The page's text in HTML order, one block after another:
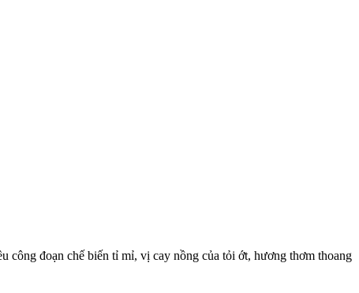
công đoạn chế biến tỉ mỉ, vị cay nồng của tỏi ớt, hương thơm thoang